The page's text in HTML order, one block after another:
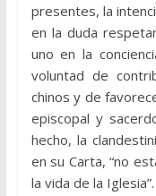
presentes, la
en la duda
uno en la
voluntad de
chinos y de
episcopal y
hecho, la
en su Carta, “no
la vida de la Iglesia”.